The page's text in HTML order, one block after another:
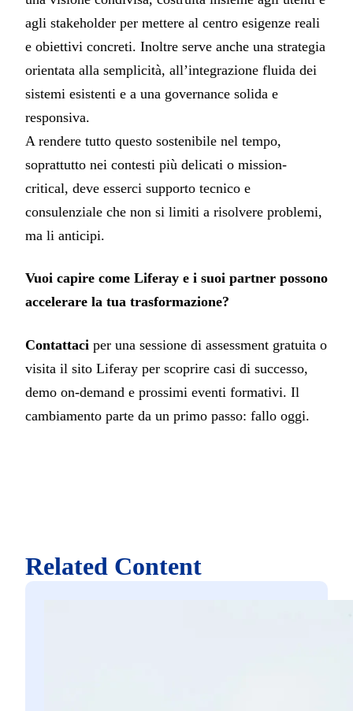
agli stakeholder per mettere al centro esigenze reali
e obiettivi concreti. Inoltre serve anche una strategia
orientata alla semplicità, all’integrazione fluida dei
sistemi esistenti e a una governance solida e
responsiva.
A rendere tutto questo sostenibile nel tempo,
soprattutto nei contesti più delicati o mission-
critical, deve esserci supporto tecnico e
consulenziale che non si limiti a risolvere problemi,
ma li anticipi.
Vuoi capire come Liferay e i suoi partner possono
accelerare la tua trasformazione?
Contattaci per una sessione di assessment gratuita o
visita il sito Liferay per scoprire casi di successo,
demo on-demand e prossimi eventi formativi. Il
cambiamento parte da un primo passo: fallo oggi.
Related Content